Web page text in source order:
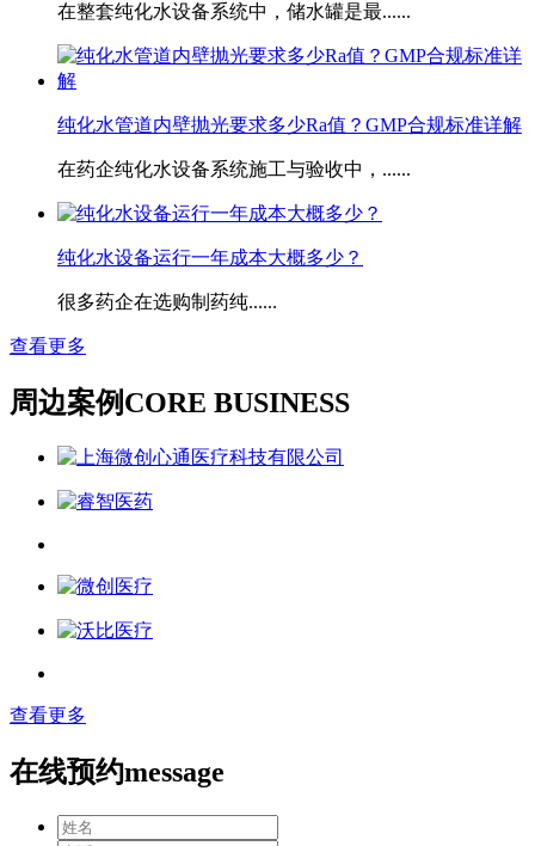
在整套纯化水设备系统中，储水罐是最......
​纯化水管道内壁抛光要求多少Ra值？GMP合规标准详解
在药企纯化水设备系统施工与验收中，......
​纯化水设备运行一年成本大概多少？
很多药企在选购制药纯......
查看更多
周边案例CORE BUSINESS
查看更多
在线预约message